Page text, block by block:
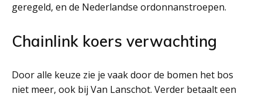
geregeld, en de Nederlandse ordonnanstroepen.
Chainlink koers verwachting
Door alle keuze zie je vaak door de bomen het bos
niet meer, ook bij Van Lanschot. Verder betaalt een